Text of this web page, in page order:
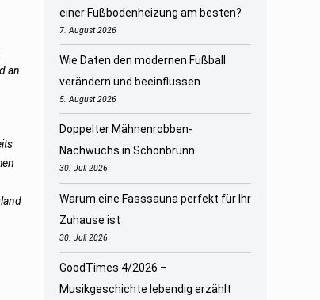
an
einer Fußbodenheizung am besten?
7. August 2026
Wie Daten den modernen Fußball
verändern und beeinflussen
5. August 2026
Doppelter Mähnenrobben-
Nachwuchs in Schönbrunn
30. Juli 2026
Warum eine Fasssauna perfekt für Ihr
Zuhause ist
30. Juli 2026
GoodTimes 4/2026 –
Musikgeschichte lebendig erzählt